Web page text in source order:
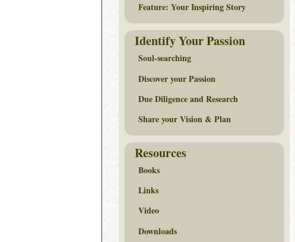
Feature: Your Inspiring Story
Identify Your Passion
Soul-searching
Discover your Passion
Due Diligence and Research
Share your Vision & Plan
Resources
Books
Links
Video
Downloads